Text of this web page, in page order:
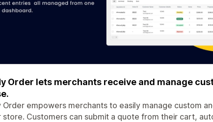
Order lets merchants receive and manage
Order empowers merchants to easily manage custom
store. Customers can submit a quote from their cart,